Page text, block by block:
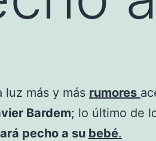
luz más y más rumores
Bardem; lo último de
pecho a su bebé.